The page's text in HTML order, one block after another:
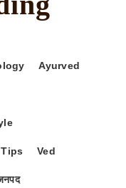
Ayurved
Ved